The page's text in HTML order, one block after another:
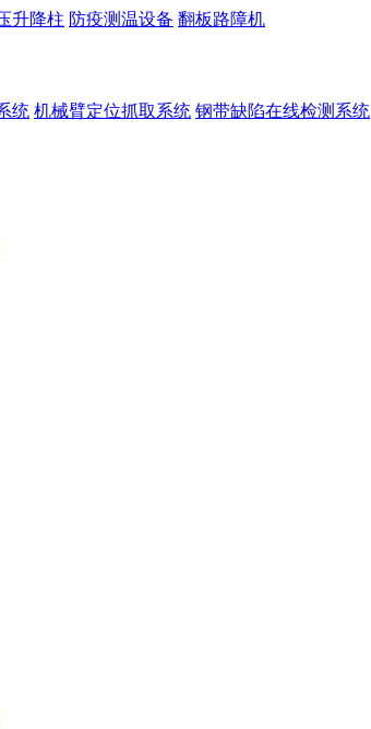
升降柱 防疫测温设备 翻板路障机
统 机械臂定位抓取系统 钢带缺陷在线检测系统